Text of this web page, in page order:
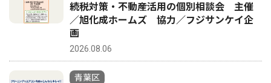
続税対策・不動産活用の個別相談会 主催
／旭化成ホームズ 協力／フジサンケイ企
画
2026.08.06
青葉区